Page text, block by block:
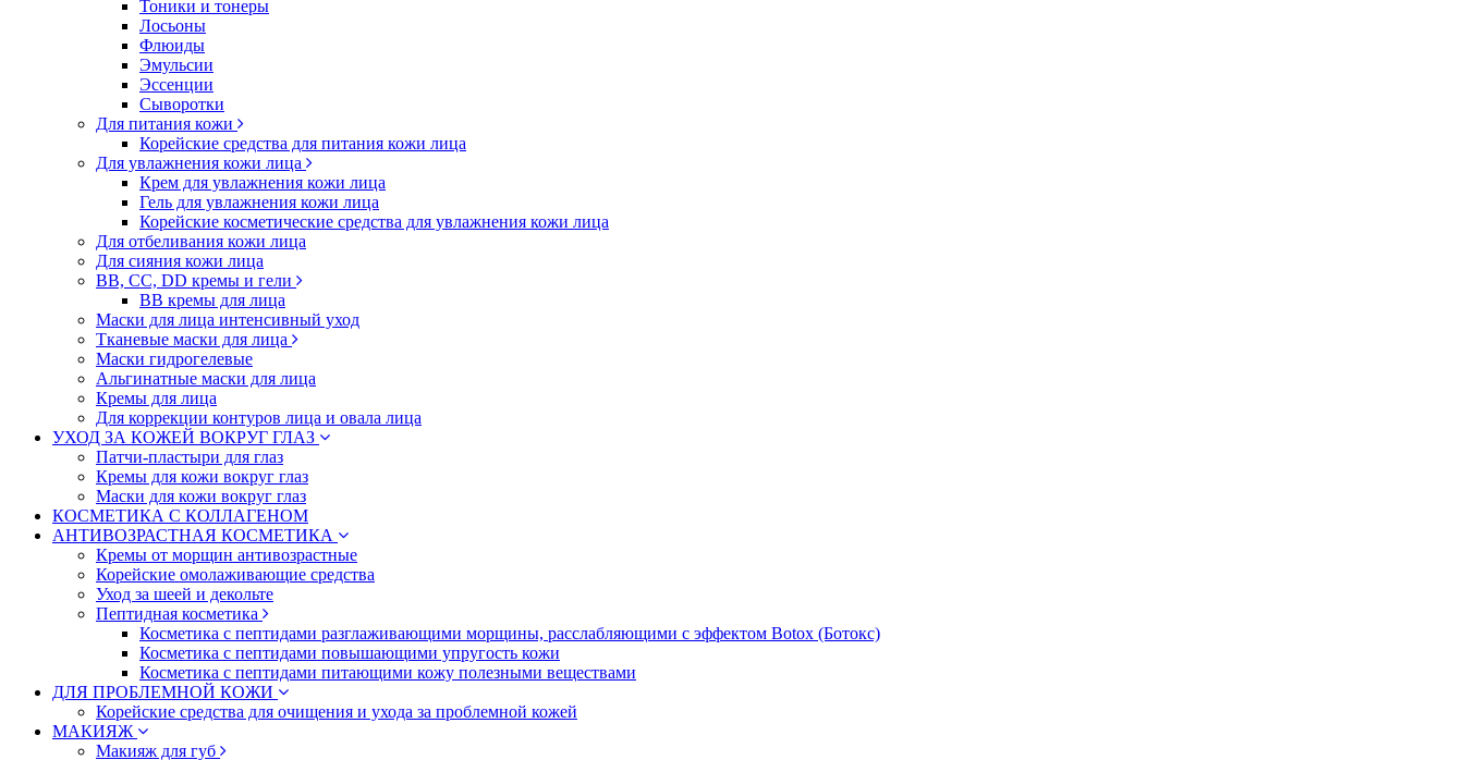
Тоники и тонеры
Лосьоны
Флюиды
Эмульсии
Эссенции
Сыворотки
Для питания кожи
Корейские средства для питания кожи лица
Для увлажнения кожи лица
Крем для увлажнения кожи лица
Гель для увлажнения кожи лица
Корейские косметические средства для увлажнения кожи лица
Для отбеливания кожи лица
Для сияния кожи лица
BB, CC, DD кремы и гели
BB кремы для лица
Маски для лица интенсивный уход
Тканевые маски для лица
Маски гидрогелевые
Альгинатные маски для лица
Кремы для лица
Для коррекции контуров лица и овала лица
УХОД ЗА КОЖЕЙ ВОКРУГ ГЛАЗ
Патчи-пластыри для глаз
Кремы для кожи вокруг глаз
Маски для кожи вокруг глаз
КОСМЕТИКА С КОЛЛАГЕНОМ
АНТИВОЗРАСТНАЯ КОСМЕТИКА
Кремы от морщин антивозрастные
Корейские омолаживающие средства
Уход за шеей и декольте
Пептидная косметика
Косметика с пептидами разглаживающими морщины, расслабляющими с эффектом Botox (Ботокс)
Косметика с пептидами повышающими упругость кожи
Косметика с пептидами питающими кожу полезными веществами
ДЛЯ ПРОБЛЕМНОЙ КОЖИ
Корейские средства для очищения и ухода за проблемной кожей
МАКИЯЖ
Макияж для губ